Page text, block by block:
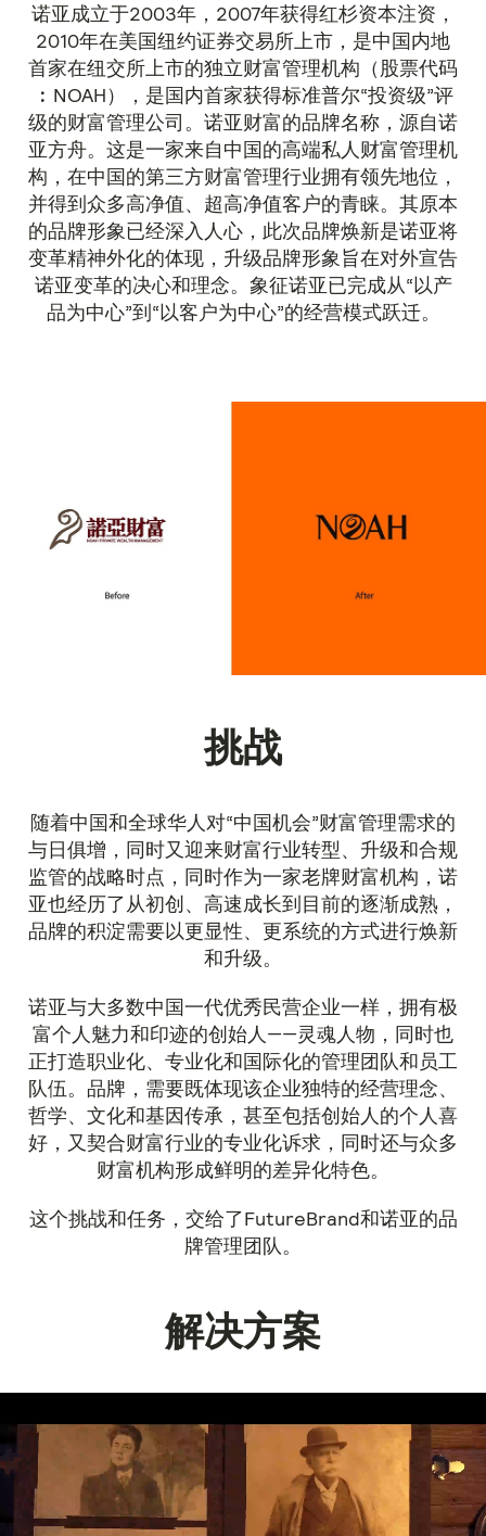
诺亚成立于2003年，2007年获得红杉资本注资，
2010年在美国纽约证券交易所上市，是中国内地
首家在纽交所上市的独立财富管理机构（股票代码
︰NOAH），是国内首家获得标准普尔“投资级”评
级的财富管理公司。诺亚财富的品牌名称，源自诺
亚方舟。这是一家来自中国的高端私人财富管理机
构，在中国的第三方财富管理行业拥有领先地位，
并得到众多高净值、超高净值客户的青睐。其原本
的品牌形象已经深入人心，此次品牌焕新是诺亚将
变革精神外化的体现，升级品牌形象旨在对外宣告
诺亚变革的决心和理念。象征诺亚已完成从“以产
品为中心”到“以客户为中心”的经营模式跃迁。
挑战
随着中国和全球华人对“中国机会”财富管理需求的
与日俱增，同时又迎来财富行业转型、升级和合规
监管的战略时点，同时作为一家老牌财富机构，诺
亚也经历了从初创、高速成长到目前的逐渐成熟，
品牌的积淀需要以更显性、更系统的方式进行焕新
和升级。
诺亚与大多数中国一代优秀民营企业一样，拥有极
富个人魅力和印迹的创始人——灵魂人物，同时也
正打造职业化、专业化和国际化的管理团队和员工
队伍。品牌，需要既体现该企业独特的经营理念、
哲学、文化和基因传承，甚至包括创始人的个人喜
好，又契合财富行业的专业化诉求，同时还与众多
财富机构形成鲜明的差异化特色。
这个挑战和任务，交给了FutureBrand和诺亚的品
牌管理团队。
解决方案